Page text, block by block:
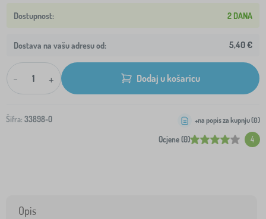
2 DANA
Dostava na vašu adresu od: 5,40 €
- + Dodaj u košaricu
Šifra: 33898-0
Ocjene (0) 4
+na popis za kupnju (0)
Opis